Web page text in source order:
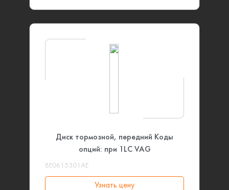
Диск тормозной, передний Коды
опций: при 1LC VAG
8E0615301AE
Узнать цену